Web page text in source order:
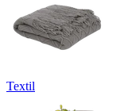
Textil